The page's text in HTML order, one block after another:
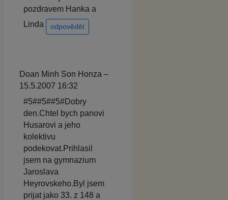
pozdravem Hanka a
Linda
odpovědět
Doan Minh Son Honza –
15.5.2007 16:32
#5##5##5#Dobry
den.Chtel bych panovi
Husarovi a jeho
kolektivu
podekovat.Prihlasil
jsem na gymnazium
Jaroslava
Heyrovskeho.Byl jsem
prijat jako 33. z 148 a